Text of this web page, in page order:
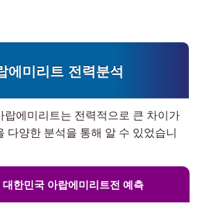
에미리트 전력분석
랍에미리트는 전력적으로 큰 차이가
다양한 분석을 통해 알 수 있었습니
한민국 아랍에미리트전 예측